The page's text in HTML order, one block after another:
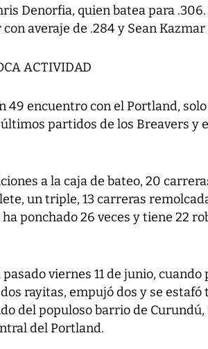
Denorfia, quien batea para
averaje de .284 y Sean Kazmar
ACTIVIDAD
49 encuentro con el Portland,
partidos de los Breavers y
a la caja de bateo, 20
un triple, 13 carreras
ponchado 26 veces y tiene 22
viernes 11 de junio, cuando
rayitas, empujó dos y se estafó
del populoso barrio de
del Portland.